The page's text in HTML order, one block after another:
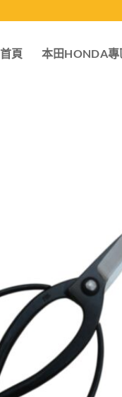
首頁 本田HONDA專